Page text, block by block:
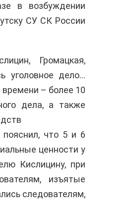
в возбуждении
СУ СК России
Громацкая,
уголовное дело…
времени – более 10
дела, а также
что 5 и 6
ценности у
Кислицину, при
изъятые
следователям,